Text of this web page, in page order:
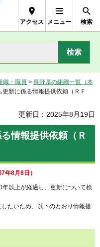
アクセス メニュー 検索
織・職員 > 長野県の組織一覧（本
新に係る情報提供依頼（ＲＦ
更新日：2025年8月19日
情報提供依頼（Ｒ
年8月8日）
以上が経過し、更新について検
たいため、以下のとおり情報提